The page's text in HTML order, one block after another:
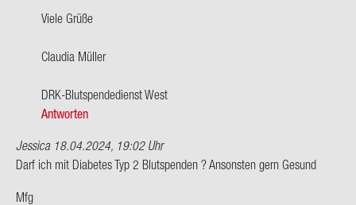
AB
si­
von
Sa­
Viele Grüße
Clau­dia Mül­ler
DRK-​Blutspendedienst West
Antworten
Jessica 18.04.2024, 19:02 Uhr
Darf ich mit Dia­be­tes Typ 2 Blut­spen­den ? An­sons­ten gern Ge­sund
Mfg